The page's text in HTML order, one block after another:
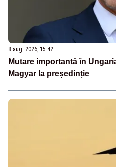
8 aug. 2026, 15:42
Mutare importantă în
Magyar la președinție